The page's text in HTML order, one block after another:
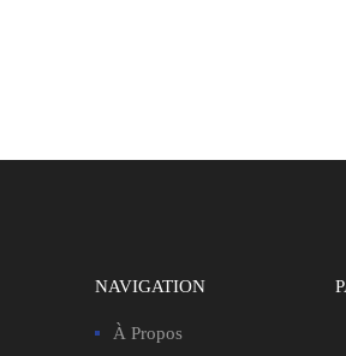
NAVIGATION
À Propos